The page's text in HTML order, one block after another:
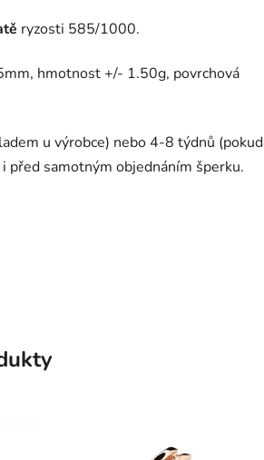
ryzosti 585/1000.
hmotnost +/- 1.50g, povrchová
u výrobce) nebo 4-8 týdnů (pokud
před samotným objednáním šperku.